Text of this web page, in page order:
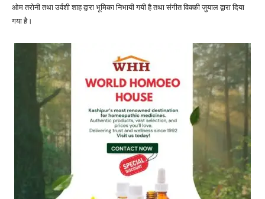
ओम तरोनी तथा उर्वशी शाह द्वारा भूमिका निभायी गयी है तथा संगीत विक्की जुयाल द्वारा दिया
गया है।